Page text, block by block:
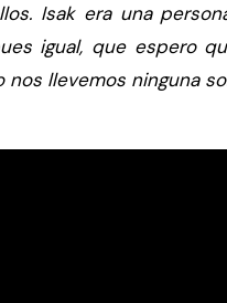
Isak era una
igual, que espero
llevemos ninguna